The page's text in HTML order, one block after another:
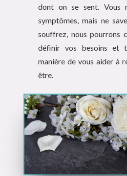
dont on se sent. Vous
symptômes, mais ne
souffrez, nous pourrons
définir vos besoins et
manière de vous aider à
être.